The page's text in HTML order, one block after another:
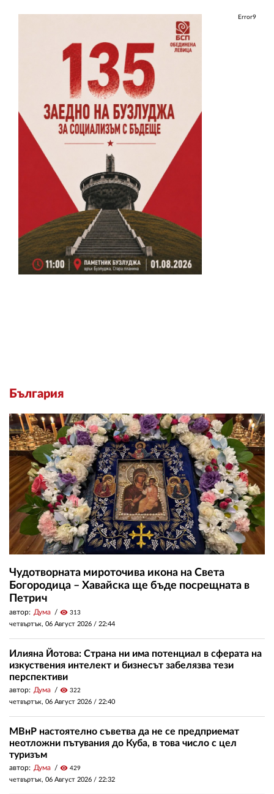
Error9
България
Чудотворната мироточива икона на Света
Богородица – Хавайска ще бъде посрещната в
Петрич
автор: Дума visibility 313
четвъртък, 06 Август 2026 / 22:44
Илияна Йотова: Страна ни има потенциал в сферата на
изкуствения интелект и бизнесът забелязва тези
перспективи
автор: Дума visibility 322
четвъртък, 06 Август 2026 / 22:40
МВнР настоятелно съветва да не се предприемат
неотложни пътувания до Куба, в това число с цел
туризъм
автор: Дума visibility 429
четвъртък, 06 Август 2026 / 22:32